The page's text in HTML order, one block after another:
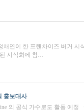
연이 한 프랜차이즈 버거 시
시식회에 참…
홍보대사
의 공식 가수로도 활동 예